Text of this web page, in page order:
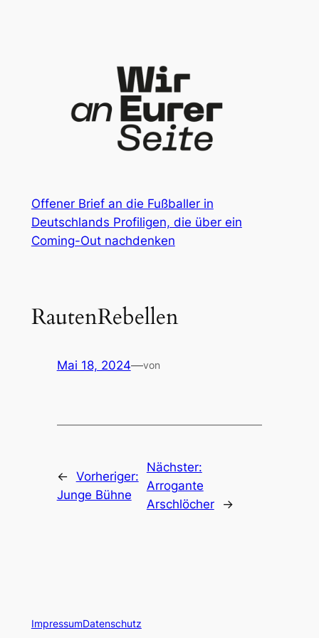
Offener Brief an die Fußballer in
Deutschlands Profiligen, die über ein
Coming-Out nachdenken
RautenRebellen
Mai 18, 2024—von
← Vorheriger:
Junge Bühne
Nächster:
Arrogante
Arschlöcher
→
ImpressumDatenschutz